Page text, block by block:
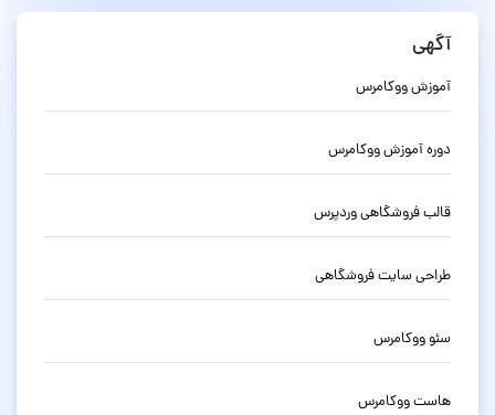
آگهی
آموزش ووکامرس
دوره آموزش ووکامرس
قالب فروشگاهی وردپرس
طراحی سایت فروشگاهی
سئو ووکامرس
هاست ووکامرس